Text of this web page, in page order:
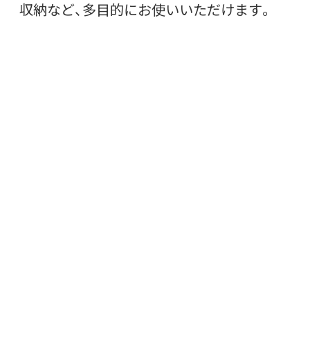
収納など、多目的にお使いいただけます。